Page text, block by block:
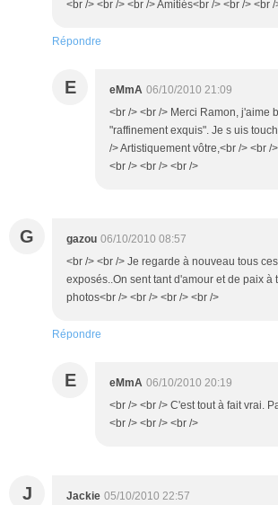
<br /> <br /> <br /> Amitiés<br /> <br /> <br /
Répondre
E eMmA 06/10/2010 21:09
<br /> <br /> Merci Ramon, j'aime
"raffinement exquis". Je s uis
/> Artistiquement vôtre,<br /> <br /
<br /> <br /> <br />
G gazou 06/10/2010 08:57
<br /> <br /> Je regarde à nouveau tous
exposés..On sent tant d'amour et de paix à
photos<br /> <br /> <br /> <br />
Répondre
E eMmA 06/10/2010 20:19
<br /> <br /> C'est tout à fait vrai.
<br /> <br /> <br />
J Jackie 05/10/2010 22:57